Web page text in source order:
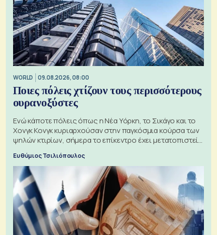
WORLD 09.08.2026, 08:00
Ποιες πόλεις χτίζουν τους περισσότερους
ουρανοξύστες
Ενώ κάποτε πόλεις όπως η Νέα Υόρκη, το Σικάγο και το
Χονγκ Κονγκ κυριαρχούσαν στην παγκόσμια κούρσα των
ψηλών κτιρίων, σήμερα το επίκεντρο έχει μετατοπιστεί
Ευθύμιος Τσιλιόπουλος